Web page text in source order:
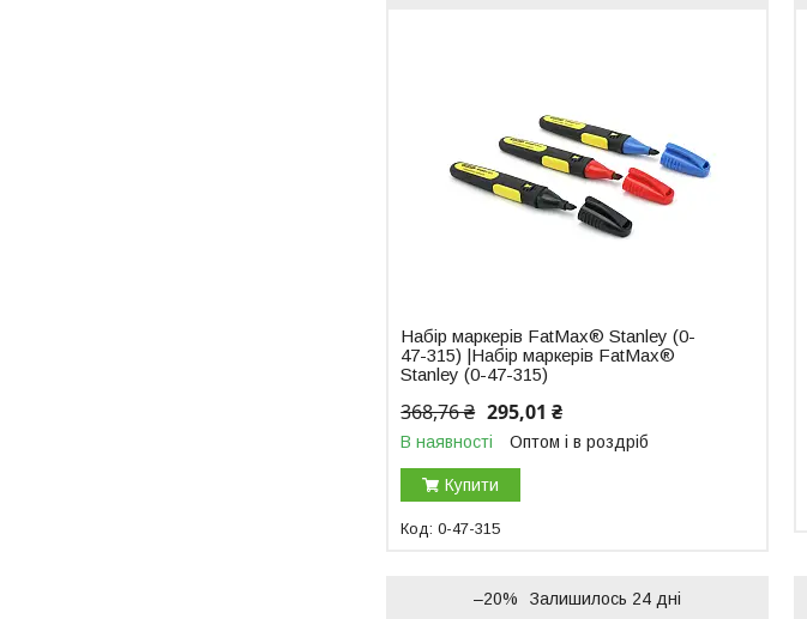
Набір маркерів FatMax® Stanley (0-
47-315) |Набір маркерів FatMax®
Stanley (0-47-315)
368,76 ₴ 295,01 ₴
В наявності Оптом і в роздріб
Купити
0-47-315
–20% Залишилось 24 дні